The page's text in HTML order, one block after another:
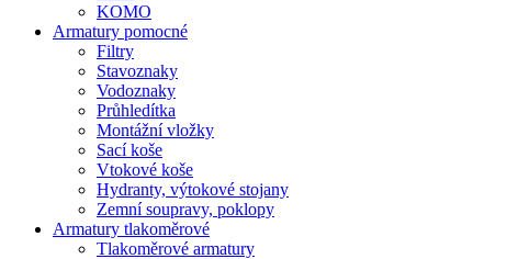
KOMO
Armatury pomocné
Filtry
Stavoznaky
Vodoznaky
Průhledítka
Montážní vložky
Sací koše
Vtokové koše
Hydranty, výtokové stojany
Zemní soupravy, poklopy
Armatury tlakoměrové
Tlakoměrové armatury